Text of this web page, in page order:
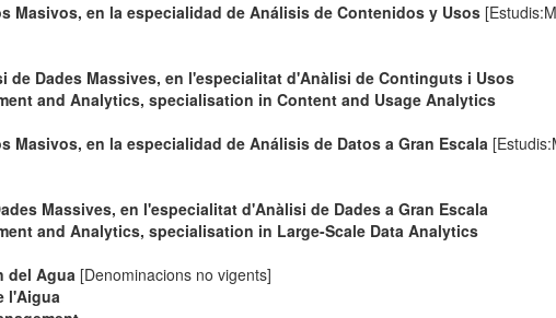
Masivos, en la especialidad de Análisis de Contenidos y Usos
Dades Massives, en l'especialitat d'Anàlisi de Continguts i Usos
and Analytics, specialisation in Content and Usage Analytics
en la especialidad de Análisis de Datos a Gran Escala
Massives, en l'especialitat d'Anàlisi de Dades a Gran Escala
and Analytics, specialisation in Large-Scale Data Analytics
del Agua [Denominacions no vigents]
l'Aigua